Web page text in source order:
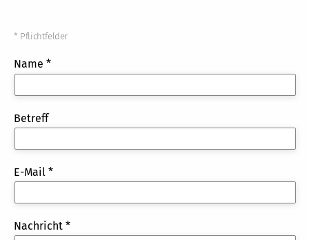
Name *
Betreff
* Pflichtfelder
E-Mail *
Nachricht *